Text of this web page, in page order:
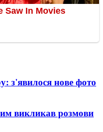
з'явилося нове фото
викликав розмови